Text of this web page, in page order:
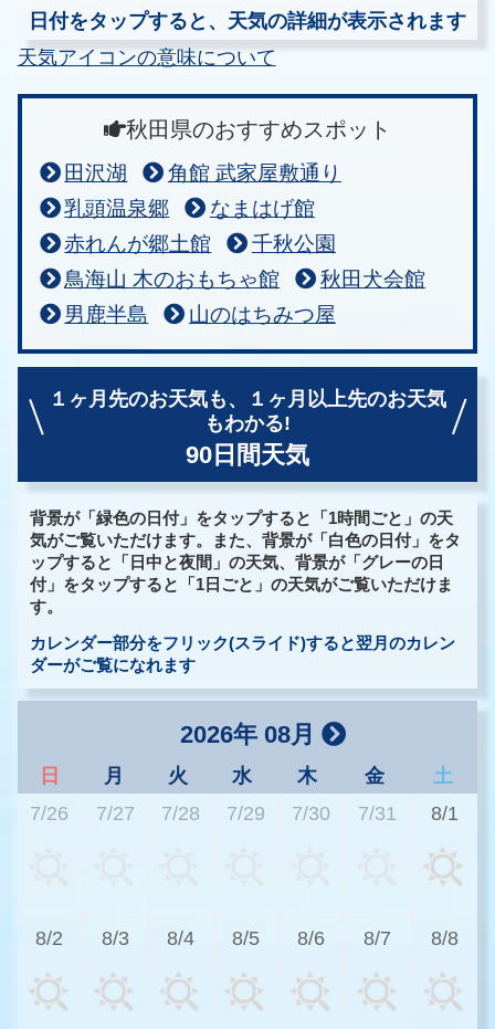
日付をタップすると、天気の詳細が表示されます
天気アイコンの意味について
秋田県のおすすめスポット
田沢湖
角館 武家屋敷通り
乳頭温泉郷
なまはげ館
赤れんが郷土館
千秋公園
鳥海山 木のおもちゃ館
秋田犬会館
男鹿半島
山のはちみつ屋
１ヶ月先のお天気も、
１ヶ月以上先のお天気
もわかる!
90日間天気
背景が「緑色の日付」をタップすると「1時間ごと」の天
気がご覧いただけます。また、背景が「白色の日付」をタ
ップすると「日中と夜間」の天気、背景が「グレーの日
付」をタップすると「1日ごと」の天気がご覧いただけま
す。
カレンダー部分をフリック(スライド)すると翌月のカレン
ダーがご覧になれます
2026年 08月
日 月 火 水 木 金
土
7/26
7/27 7/28 7/29 7/30 7/31 8/1
8/2 8/3 8/4 8/5 8/6 8/7 8/8